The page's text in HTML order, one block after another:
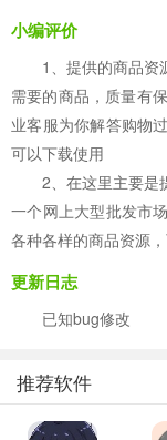
小编评价
1、提供的商品资
需要的商品，质量有
业客服为你解答购物
可以下载使用
2、在这里主要是
一个网上大型批发市
各种各样的商品资源
更新日志
已知bug修改
推荐软件